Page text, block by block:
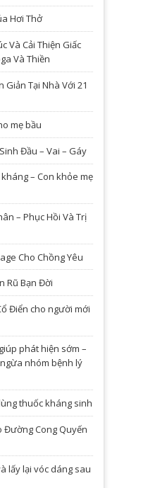
Hơi Thở
Và Cải Thiện Giấc
Và Thiền
Tại Nhà Với 21
mẹ bầu
Đầu – Vai – Gáy
– Con khỏe mẹ
– Phục Hồi Và Trị
Cho Chồng Yêu
Rũ Bạn Đời
Điển cho người mới
phát hiện sớm –
nhóm bệnh lý
thuốc kháng sinh
Đường Cong Quyến
lấy lại vóc dáng sau